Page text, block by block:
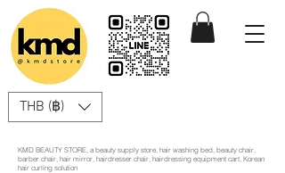
THB (฿)
KMD BEAUTY STORE, a beauty supply store, hair washing bed, beauty chair,
barber chair, hair mirror, hairdresser chair, hairdressing equipment cart, Korean
hair curling solution